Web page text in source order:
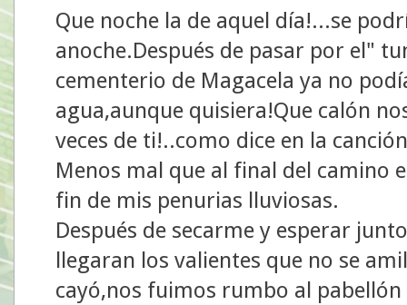
Que noche la de aquel día!...se
anoche.Después de pasar por el"
cementerio de Magacela ya no
agua,aunque quisiera!Que calón
veces de ti!..como dice en la
Menos mal que al final del camino
fin de mis penurias lluviosas.
Después de secarme y esperar
llegaran los valientes que no se
cayó,nos fuimos rumbo al